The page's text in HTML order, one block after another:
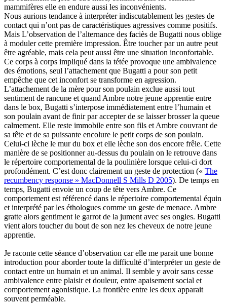
mammifères elle en endure aussi les inconvénients.
Nous aurions tendance à interpréter indiscutablement les gestes de
contact qui n’ont pas de caractéristiques agressives comme positifs.
Mais L’observation de l’alternance des faciès de Bugatti nous oblige
à moduler cette première impression. Être toucher par un autre peut
être agréable, mais cela peut aussi être une situation inconfortable.
Ce corps à corps impliqué dans la tétée provoque une ambivalence
des émotions, seul l’attachement que Bugatti a pour son petit
empêche que cet inconfort se transforme en agression.
L’attachement de la mère pour son poulain exclue aussi tout
sentiment de rancune et quand Ambre notre jeune apprentie entre
dans le box, Bugatti s’interpose immédiatement entre l’humain et
son poulain avant de finir par accepter de se laisser brosser la queue
calmement. Elle reste immobile entre son fils et Ambre couvrant de
sa tête et de sa puissante encolure le petit corps de son poulain.
Celui-ci lèche le mur du box et elle lèche son dos encore frêle. Cette
manière de se positionner au-dessus du poulain on le retrouve dans
le répertoire comportemental de la poulinière lorsque celui-ci dort
profondément. C’est donc clairement un geste de protection (« The
recumbency response » MacDonnell S Mills D 2005). De temps en
temps, Bugatti envoie un coup de tête vers Ambre. Ce
comportement est référencé dans le répertoire comportemental équin
et interprété par les éthologues comme un geste de menace. Ambre
gratte alors gentiment le garrot de la jument avec ses ongles. Bugatti
vient alors toucher du bout de son nez les cheveux de notre jeune
apprentie.
Je raconte cette séance d’observation car elle me parait une bonne
introduction pour aborder toute la difficulté d’interpréter un geste de
contact entre un humain et un animal. Il semble y avoir sans cesse
ambivalence entre plaisir et douleur, entre apaisement social et
comportement agonistique. La frontière entre les deux apparait
souvent perméable.